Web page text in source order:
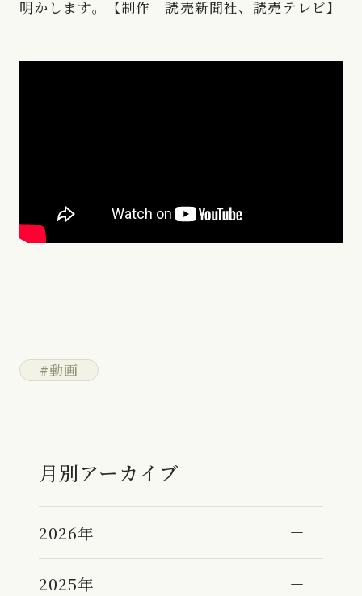
明かします。【制作 読売新聞社、読売テレビ】
#動画
月別アーカイブ
2026年
2025年